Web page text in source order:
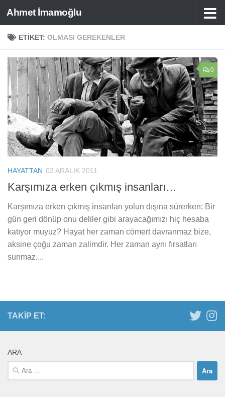
Skip to content
Ahmet İmamoğlu
ETIKET: OLMASI GEREKENLER
0
HAYATTAN 02 ARALIK 2011
Karşımıza erken çıkmış insanları…
Karşımıza erken çıkmış insanları yolun dışına sürerken; Bir
gün geri dönüp onu deliler gibi arayacağımızı hiç hesaba
katıyor muyuz? Hayat her zaman cömert davranmaz bize,
aksine çoğu zaman zalimdir. Her zaman aynı fırsatları
sunmaz....
TAKIP ET:
ARA
Arama: